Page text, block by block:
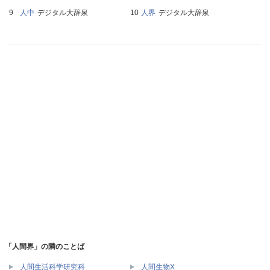
人中 デジタル大辞泉 人界 デジタル大辞泉
「人間界」の隣のことば
人間生活科学研究科 人間生物X